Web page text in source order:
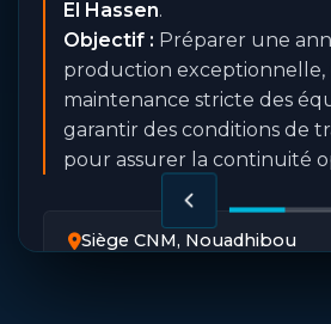
El Hassen.
Objectif : Préparer une
production exceptionnelle,
maintenance stricte des
garantir des conditions de
pour assurer la continuité
Siège CNM, Nouadhibou